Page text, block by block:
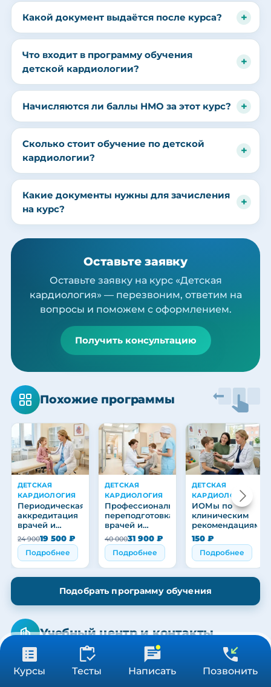
Курсы Тесты Написать Позвонить
Какой документ выдаётся после курса?
Что входит в программу обучения
детской кардиологии?
Начисляются ли баллы НМО за этот курс?
Сколько стоит обучение по детской
кардиологии?
Какие документы нужны для зачисления
на курс?
Оставьте заявку
Оставьте заявку на курс «Детская
кардиология» — перезвоним, ответим на
вопросы и поможем с оформлением.
Получить консультацию
Похожие программы
ДЕТСКАЯ
КАРДИОЛОГИЯ
Периодическая
аккредитация
врачей и
медицинских
работников
24 90019 500 ₽
Подробнее
ДЕТСКАЯ
КАРДИОЛОГИЯ
Профессиональная
переподготовка
врачей и
медицинских
работников
40 00031 900 ₽
Подробнее
ДЕТСКАЯ
КАРДИОЛОГИЯ
ИОМы по
клиническим
рекомендациям
150 ₽
Подробнее
Подобрать программу обучения
Учебный центр и контакты
ООО «МЕДСТАНДАРТПРОФ»
от 3 900 ₽
36/72/144 ч Получить консультацию